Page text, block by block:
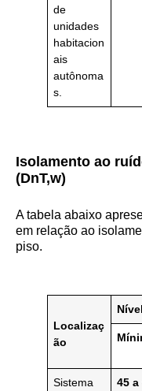
de
unidades
habitacion
ais
autônoma
s.
Isolamento ao
(DnT,w)
A tabela abaixo
em relação ao
piso.
Localizaç
ão
Sistema
45 a